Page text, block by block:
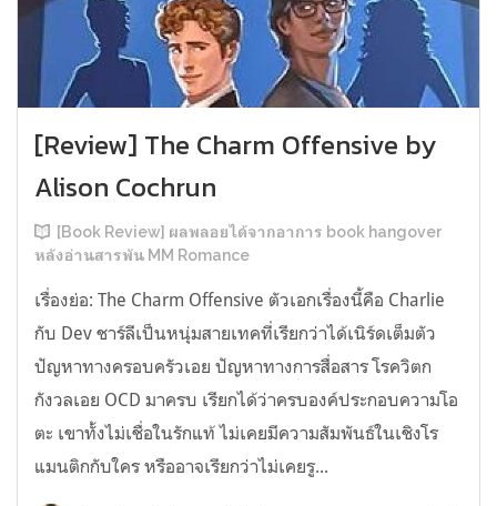
[Review] The Charm Offensive by
Alison Cochrun
[Book Review] ผลพลอยได้จากอาการ book hangover
หลังอ่านสารพัน MM Romance
เรื่องย่อ: The Charm Offensive ตัวเอกเรื่องนี้คือ Charlie
กับ Dev ชาร์ลีเป็นหนุ่มสายเทคที่เรียกว่าได้เนิร์ดเต็มตัว
ปัญหาทางครอบครัวเอย ปัญหาทางการสื่อสาร โรควิตก
กังวลเอย OCD มาครบ เรียกได้ว่าครบองค์ประกอบความโอ
ตะ เขาทั้งไม่เชื่อในรักแท้ ไม่เคยมีความสัมพันธ์ในเชิงโร
แมนติกกับใคร หรืออาจเรียกว่าไม่เคยรู...